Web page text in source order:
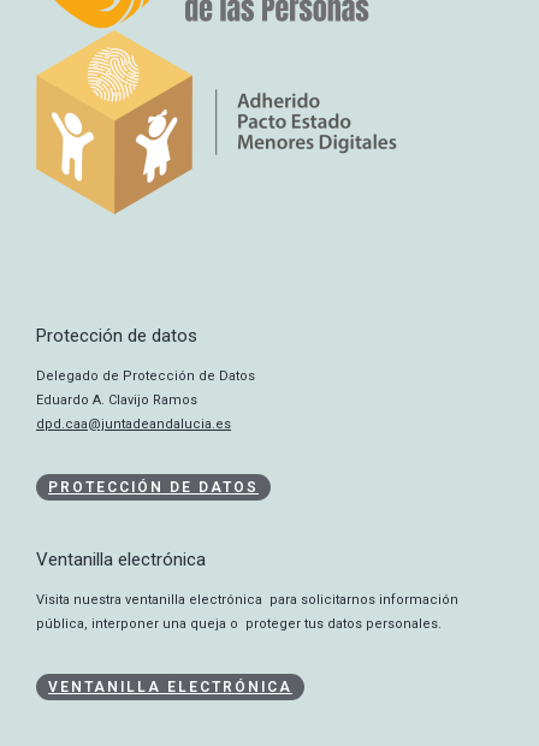
Protección de datos
Delegado de Protección de Datos
Eduardo A. Clavijo Ramos
dpd.caa@juntadeandalucia.es
PROTECCIÓN DE DATOS
Ventanilla electrónica
Visita nuestra ventanilla electrónica para solicitarnos información
pública, interponer una queja o proteger tus datos personales.
VENTANILLA ELECTRÓNICA